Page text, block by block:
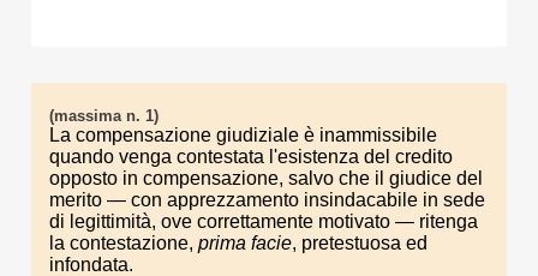
(massima n. 1)
La compensazione giudiziale è inammissibile
quando venga contestata l'esistenza del credito
opposto in compensazione, salvo che il giudice del
merito — con apprezzamento insindacabile in sede
di legittimità, ove correttamente motivato — ritenga
la contestazione, prima facie, pretestuosa ed
infondata.